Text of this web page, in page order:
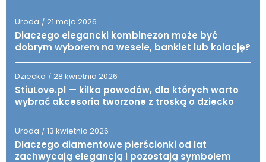
Uroda / 21 maja 2026
Dlaczego elegancki kombinezon może być
dobrym wyborem na wesele, bankiet lub kolację?
Dziecko / 28 kwietnia 2026
StiuLove.pl — kilka powodów, dla których warto
wybrać akcesoria tworzone z troską o dziecko
Uroda / 13 kwietnia 2026
Dlaczego diamentowe pierścionki od lat
zachwycają elegancją i pozostają symbolem